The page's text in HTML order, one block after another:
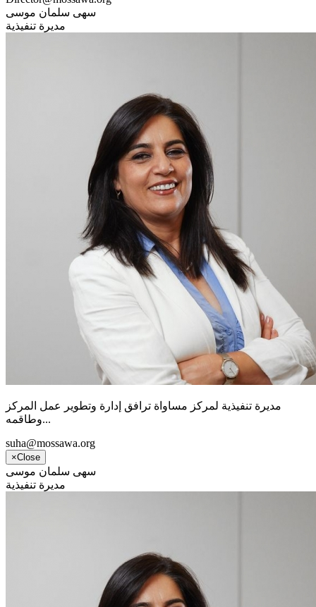
سهى سلمان موسى
مديرة تنفيذية
مديرة تنفيذية لمركز مساواة ترافق إدارة وتطوير عمل المركز
وطاقمه...
suha@mossawa.org
×Close
سهى سلمان موسى
مديرة تنفيذية